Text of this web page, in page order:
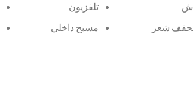
شعر
تلفزيون
مسبح داخلي